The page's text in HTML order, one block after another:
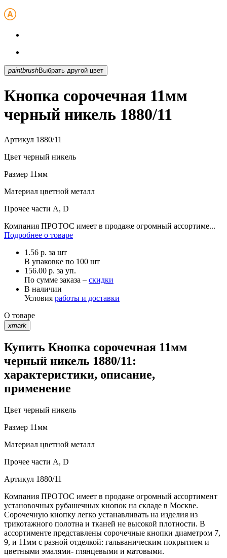
paintbrush Выбрать другой цвет
Кнопка сорочечная 11мм
черный никель 1880/11
Артикул 1880/11
Цвет черный никель
Размер 11мм
Материал цветной металл
Прочее части А, D
Компания ПРОТОС имеет в продаже огромный ассортиме...
Подробнее о товаре
1.56 р. за шт
В упаковке по 100 шт
156.00 р. за уп.
По сумме заказа – скидки
В наличии
Условия работы и доставки
О товаре
xmark
Купить Кнопка сорочечная 11мм
черный никель 1880/11:
характеристики, описание,
применение
Цвет черный никель
Размер 11мм
Материал цветной металл
Прочее части А, D
Артикул 1880/11
Компания ПРОТОС имеет в продаже огромный ассортимент
установочных рубашечных кнопок на складе в Москве.
Сорочечную кнопку легко устанавливать на изделия из
трикотажного полотна и тканей не высокой плотности. В
ассортименте представлены сорочечные кнопки диаметром 7,
9, и 11мм с разной отделкой: гальваническим покрытием и
цветными эмалями- глянцевыми и матовыми.